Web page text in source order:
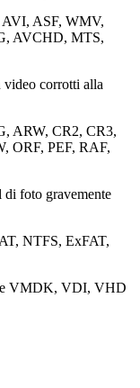
ASF, WMV,
AVCHD, MTS,
video corrotti alla
ARW, CR2, CR3,
ORF, PEF, RAF,
foto gravemente
NTFS, ExFAT,
VMDK, VDI, VHD